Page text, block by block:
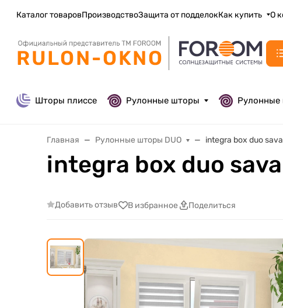
Каталог товаровПроизводствоЗащита от подделокКак купить О
Шторы плиссе Рулонные шторы Рулонные
Главная Рулонные шторы DUO integra box duo
integra box duo
Добавить отзыв В избранное Поделиться